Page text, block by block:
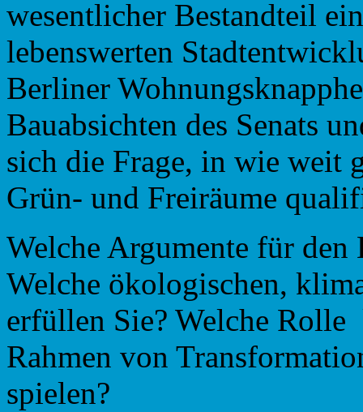
wesentlicher Bestandteil
lebenswerten
Berliner
Bauabsichten des Senats
sich die Frage, in wie weit
Grün- und Freiräume
Welche Argumente für
Welche ökologischen,
erfüllen Sie? Welche
Rahmen von
spielen?